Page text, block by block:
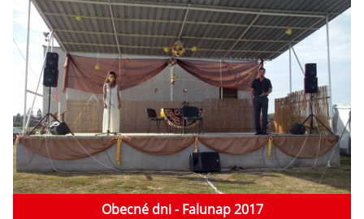
Obecné dni - Falunap 2017